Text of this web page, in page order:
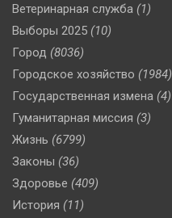
Ветеринарная служба (1)
Выборы 2025 (10)
Город (8036)
Городское хозяйство (1984)
Государственная измена (4)
Гуманитарная миссия (3)
Жизнь (6799)
Законы (36)
Здоровье (409)
История (11)